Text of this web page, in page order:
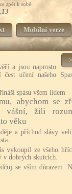
zpět k sobě.
Mobilní verze
>
a jsou naprosto
učení našeho
spásu všem lidem
abychom se
vášní, žili
věku
a příchod slávy
vykoupil ze všeho
dobrých skutcích.
se vším důrazem.